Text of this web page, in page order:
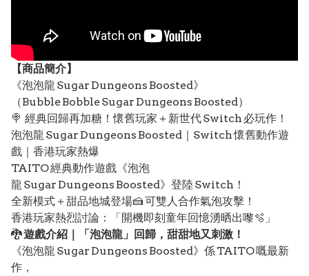
【商品簡介】
《泡泡龍 Sugar Dungeons Boosted》
（Bubble Bobble Sugar Dungeons Boosted）
🍭 經典回歸再加糖！懷舊玩家＋新世代 Switch 必玩作！
泡泡龍 Sugar Dungeons Boosted｜Switch 懷舊動作遊
戲｜香港玩家熱爆
TAITO 經典動作遊戲《泡泡
龍 Sugar Dungeons Boosted》登陸 Switch！
全新模式＋甜品地城登場🍰 可雙人合作氣泡攻擊！
香港玩家熱烈討論：「開機即刻童年回憶湧晒出嚟🫧」
🐉遊戲介紹｜「泡泡龍」回歸，甜甜地又刺激！
《泡泡龍 Sugar Dungeons Boosted》係 TAITO 嘅最新
作，